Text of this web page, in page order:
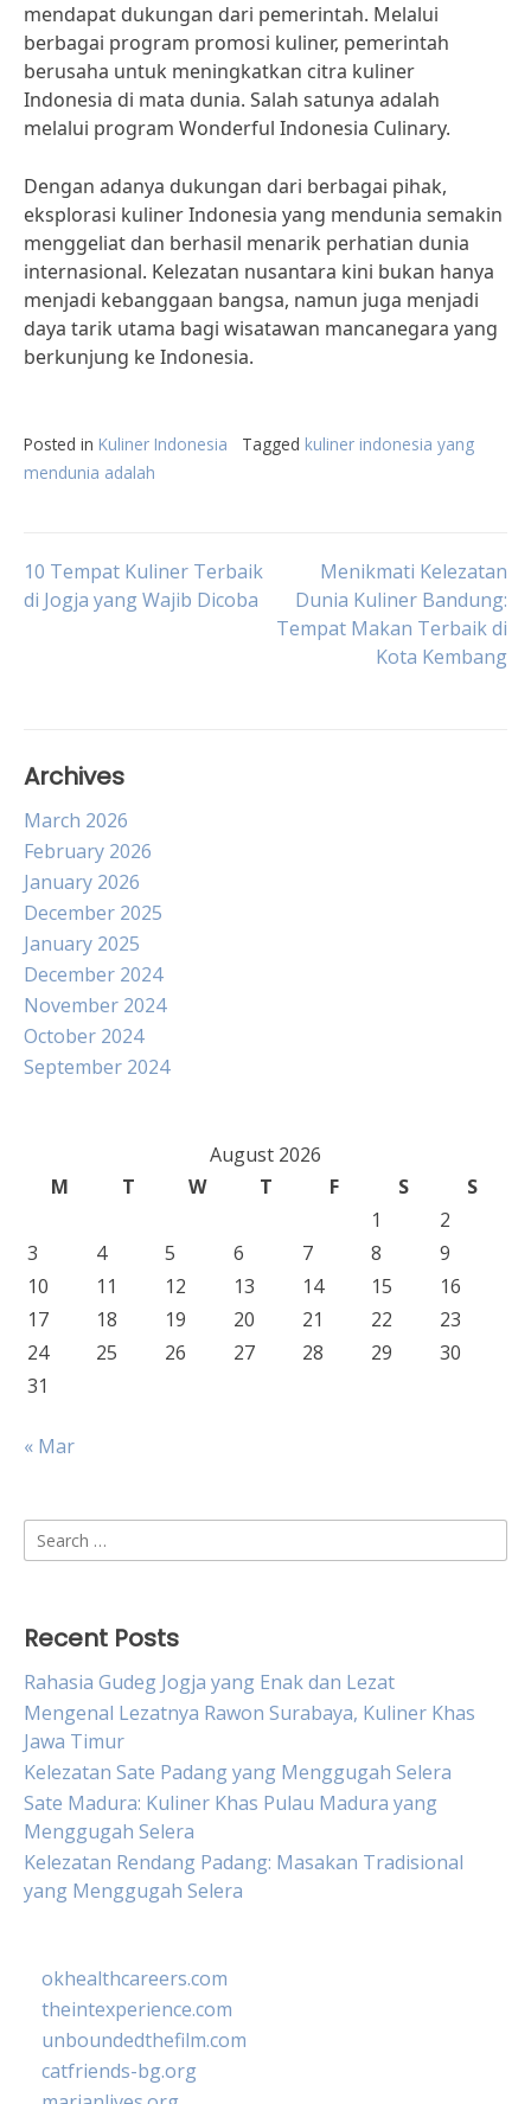
mendapat dukungan dari pemerintah. Melalui
berbagai program promosi kuliner, pemerintah
berusaha untuk meningkatkan citra kuliner
Indonesia di mata dunia. Salah satunya adalah
melalui program Wonderful Indonesia Culinary.
Dengan adanya dukungan dari berbagai pihak,
eksplorasi kuliner Indonesia yang mendunia semakin
menggeliat dan berhasil menarik perhatian dunia
internasional. Kelezatan nusantara kini bukan hanya
menjadi kebanggaan bangsa, namun juga menjadi
daya tarik utama bagi wisatawan mancanegara yang
berkunjung ke Indonesia.
Posted in Kuliner Indonesia Tagged kuliner indonesia yang
mendunia adalah
Post
10 Tempat Kuliner Terbaik
di Jogja yang Wajib Dicoba
Menikmati Kelezatan
Dunia Kuliner Bandung:
Tempat Makan Terbaik di
Kota Kembang
Archives
March 2026
February 2026
January 2026
December 2025
January 2025
December 2024
November 2024
October 2024
September 2024
August 2026
M
T W T F S
S
1
2
3
4 5 6 7 8
9
10
11 12 13 14 15
16
17
18 19 20 21 22
23
24
25 26 27 28 29
30
31
« Mar
Search
for:
Recent Posts
Rahasia Gudeg Jogja yang Enak dan Lezat
Mengenal Lezatnya Rawon Surabaya, Kuliner Khas
Jawa Timur
Kelezatan Sate Padang yang Menggugah Selera
Sate Madura: Kuliner Khas Pulau Madura yang
Menggugah Selera
Kelezatan Rendang Padang: Masakan Tradisional
yang Menggugah Selera
okhealthcareers.com
theintexperience.com
unboundedthefilm.com
catfriends-bg.org